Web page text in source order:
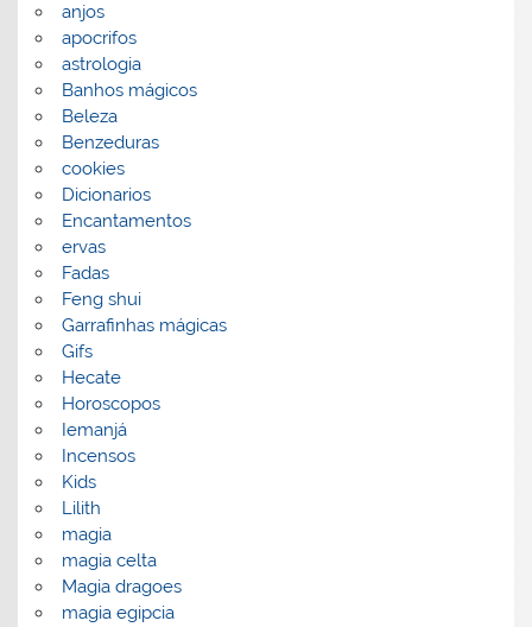
anjos
apocrifos
astrologia
Banhos mágicos
Beleza
Benzeduras
cookies
Dicionarios
Encantamentos
ervas
Fadas
Feng shui
Garrafinhas mágicas
Gifs
Hecate
Horoscopos
Iemanjá
Incensos
Kids
Lilith
magia
magia celta
Magia dragoes
magia egipcia